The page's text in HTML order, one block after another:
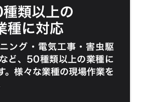
類以上の
種に対応
ング ・ 電気工事 ・ 害虫駆
など、50種類以上の業種に
。様々な業種の現場作業を